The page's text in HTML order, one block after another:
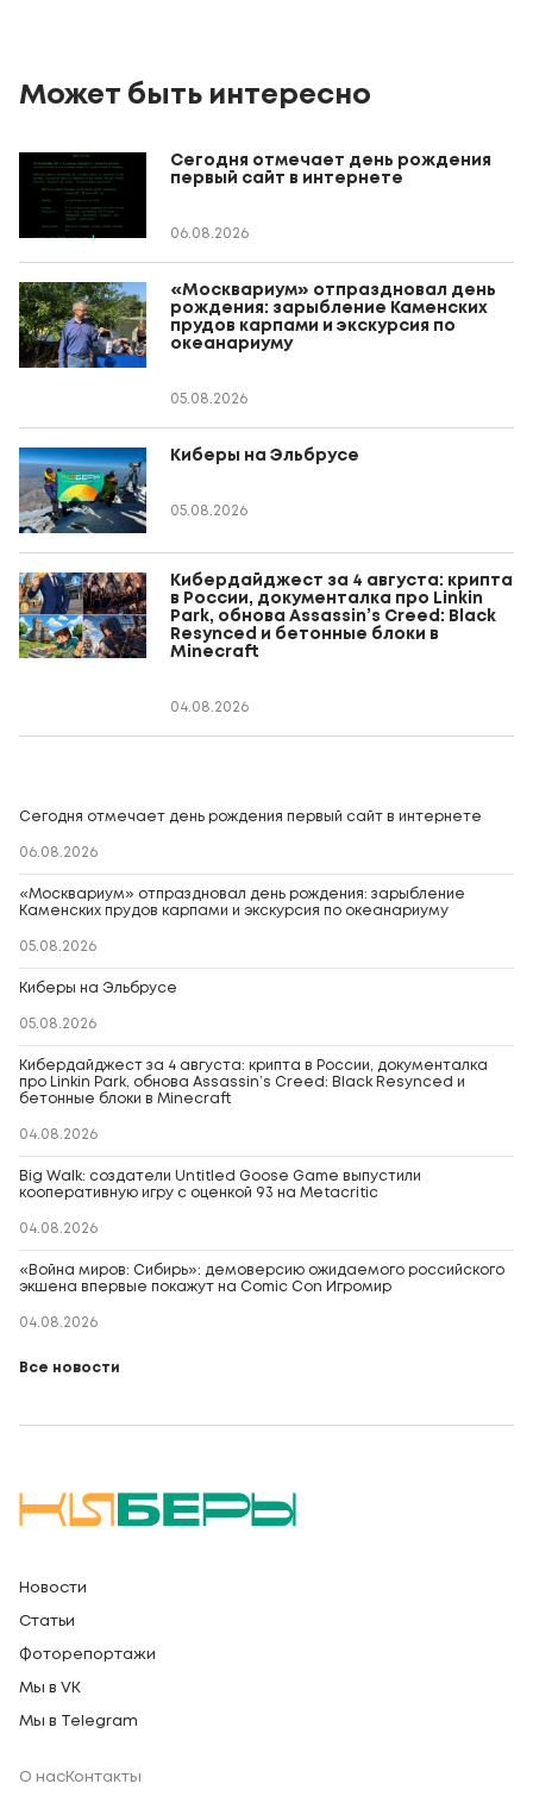
Может быть интересно
Сегодня отмечает день рождения
первый сайт в интернете
06.08.2026
«Москвариум» отпраздновал день
рождения: зарыбление Каменских
прудов карпами и экскурсия по
океанариуму
05.08.2026
Киберы на Эльбрусе
05.08.2026
Кибердайджест за 4 августа: крипта
в России, документалка про Linkin
Park, обнова Assassin’s Creed: Black
Resynced и бетонные блоки в
Minecraft
04.08.2026
Сегодня отмечает день рождения первый сайт в интернете
06.08.2026
«Москвариум» отпраздновал день рождения: зарыбление
Каменских прудов карпами и экскурсия по океанариуму
05.08.2026
Киберы на Эльбрусе
05.08.2026
Кибердайджест за 4 августа: крипта в России, документалка
про Linkin Park, обнова Assassin’s Creed: Black Resynced и
бетонные блоки в Minecraft
04.08.2026
Big Walk: создатели Untitled Goose Game выпустили
кооперативную игру с оценкой 93 на Metacritic
04.08.2026
«Война миров: Сибирь»: демоверсию ожидаемого российского
экшена впервые покажут на Comic Con Игромир
04.08.2026
Все новости
Новости
Статьи
Фоторепортажи
Мы в VK
Мы в Telegram
О насКонтакты